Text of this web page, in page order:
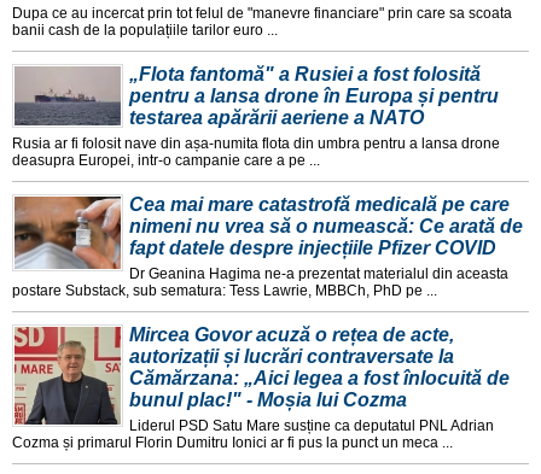
Dupa ce au incercat prin tot felul de "manevre financiare" prin care sa scoata
banii cash de la populațiile tarilor euro ...
„Flota fantomă" a Rusiei a fost folosită
pentru a lansa drone în Europa și pentru
testarea apărării aeriene a NATO
Rusia ar fi folosit nave din așa-numita flota din umbra pentru a lansa drone
deasupra Europei, intr-o campanie care a pe ...
Cea mai mare catastrofă medicală pe care
nimeni nu vrea să o numească: Ce arată de
fapt datele despre injecțiile Pfizer COVID
Dr Geanina Hagima ne-a prezentat materialul din aceasta
postare Substack, sub sematura: Tess Lawrie, MBBCh, PhD pe ...
Mircea Govor acuză o rețea de acte,
autorizații și lucrări contraversate la
Cămărzana: „Aici legea a fost înlocuită de
bunul plac!" - Moșia lui Cozma
Liderul PSD Satu Mare susține ca deputatul PNL Adrian
Cozma și primarul Florin Dumitru Ionici ar fi pus la punct un meca ...